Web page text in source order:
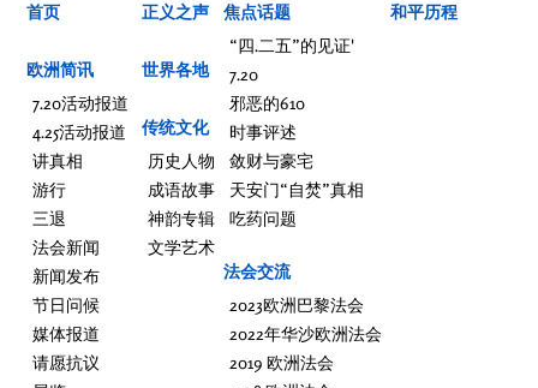
首页
欧洲简讯
7.20活动报道
4.25活动报道
讲真相
游行
三退
法会新闻
新闻发布
节日问候
媒体报道
请愿抗议
正义之声
世界各地
传统文化
历史人物
成语故事
神韵专辑
文学艺术
焦点话题
“四.二五”的见证'
7.20
邪恶的610
时事评述
敛财与豪宅
天安门“自焚”真相
吃药问题
法会交流
2023欧洲巴黎法会
2022年华沙欧洲法会
2019 欧洲法会
和平历程